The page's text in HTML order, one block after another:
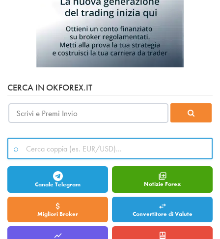
CERCA IN OKFOREX.IT
Canale Telegram Notizie Forex
Migliori Broker Convertitore di Valute